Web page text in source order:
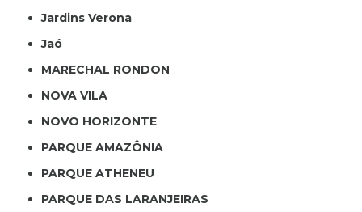
Jardins Verona
Jaó
MARECHAL RONDON
NOVA VILA
NOVO HORIZONTE
PARQUE AMAZÔNIA
PARQUE ATHENEU
PARQUE DAS LARANJEIRAS